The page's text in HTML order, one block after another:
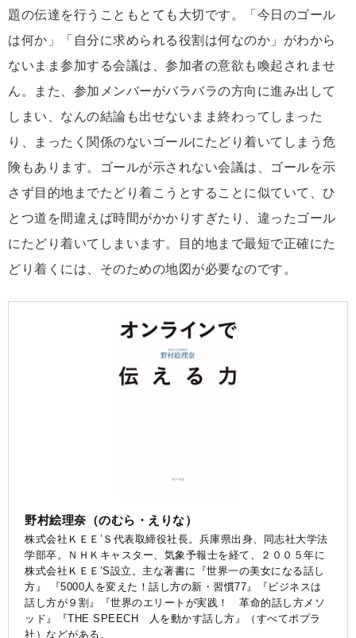
題の伝達を行うこともとても大切です。「今日のゴール
は何か」「自分に求められる役割は何なのか」がわから
ないまま参加する会議は、参加者の意欲も喚起されませ
ん。また、参加メンバーがバラバラの方向に進み出して
しまい、なんの結論も出せないまま終わってしまった
り、まったく関係のないゴールにたどり着いてしまう危
険もあります。ゴールが示されない会議は、ゴールを示
さず目的地までたどり着こうとすることに似ていて、ひ
とつ道を間違えば時間がかかりすぎたり、違ったゴール
にたどり着いてしまいます。目的地まで最短で正確にた
どり着くには、そのための地図が必要なのです。
野村絵理奈（のむら・えりな）
株式会社ＫＥＥ’Ｓ代表取締役社長。兵庫県出身、同志社大学法
学部卒。ＮＨＫキャスター、気象予報士を経て、２００５年に
株式会社ＫＥＥ’S設立。主な著書に『世界一の美女になる話し
方』 『5000人を変えた！話し方の新・習慣77』『ビジネスは
話し方が９割』『世界のエリートが実践！ 革命的話し方メソ
ッド』『THE SPEECH 人を動かす話し方』（すべてポプラ
社）などがある。